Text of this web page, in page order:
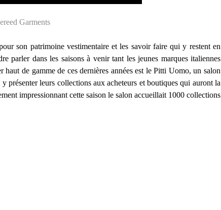
Garments
son patrimoine vestimentaire et les savoir faire qui y restent en
parler dans les saisons à venir tant les jeunes marques italiennes
de gamme de ces dernières années est le Pitti Uomo, un salon
présenter leurs collections aux acheteurs et boutiques qui auront la
impressionnant cette saison le salon accueillait 1000 collections